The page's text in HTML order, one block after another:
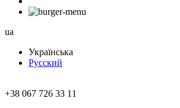
ua
Українська
Русский
+38 067 726 33 11